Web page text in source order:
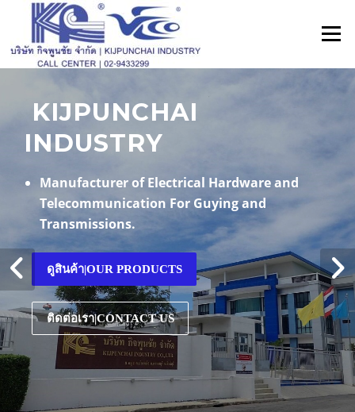
เมนู
KIJPUNCHAI
INDUSTRY
Manufacturer of Electrical Hardware and
Telecommunication For Guying and
Transmissions.
ดูสินค้า|OUR PRODUCTS
ติดต่อเรา|CONTACT US
Manufacturer of Electrical Hardware and
Telecommunication For Guying and
Transmissions.